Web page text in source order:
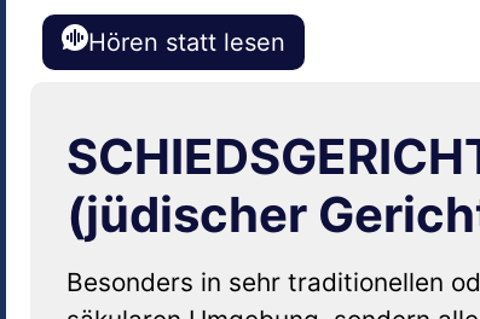
Hören statt lesen
(jüdischer
Besonders in sehr traditionellen